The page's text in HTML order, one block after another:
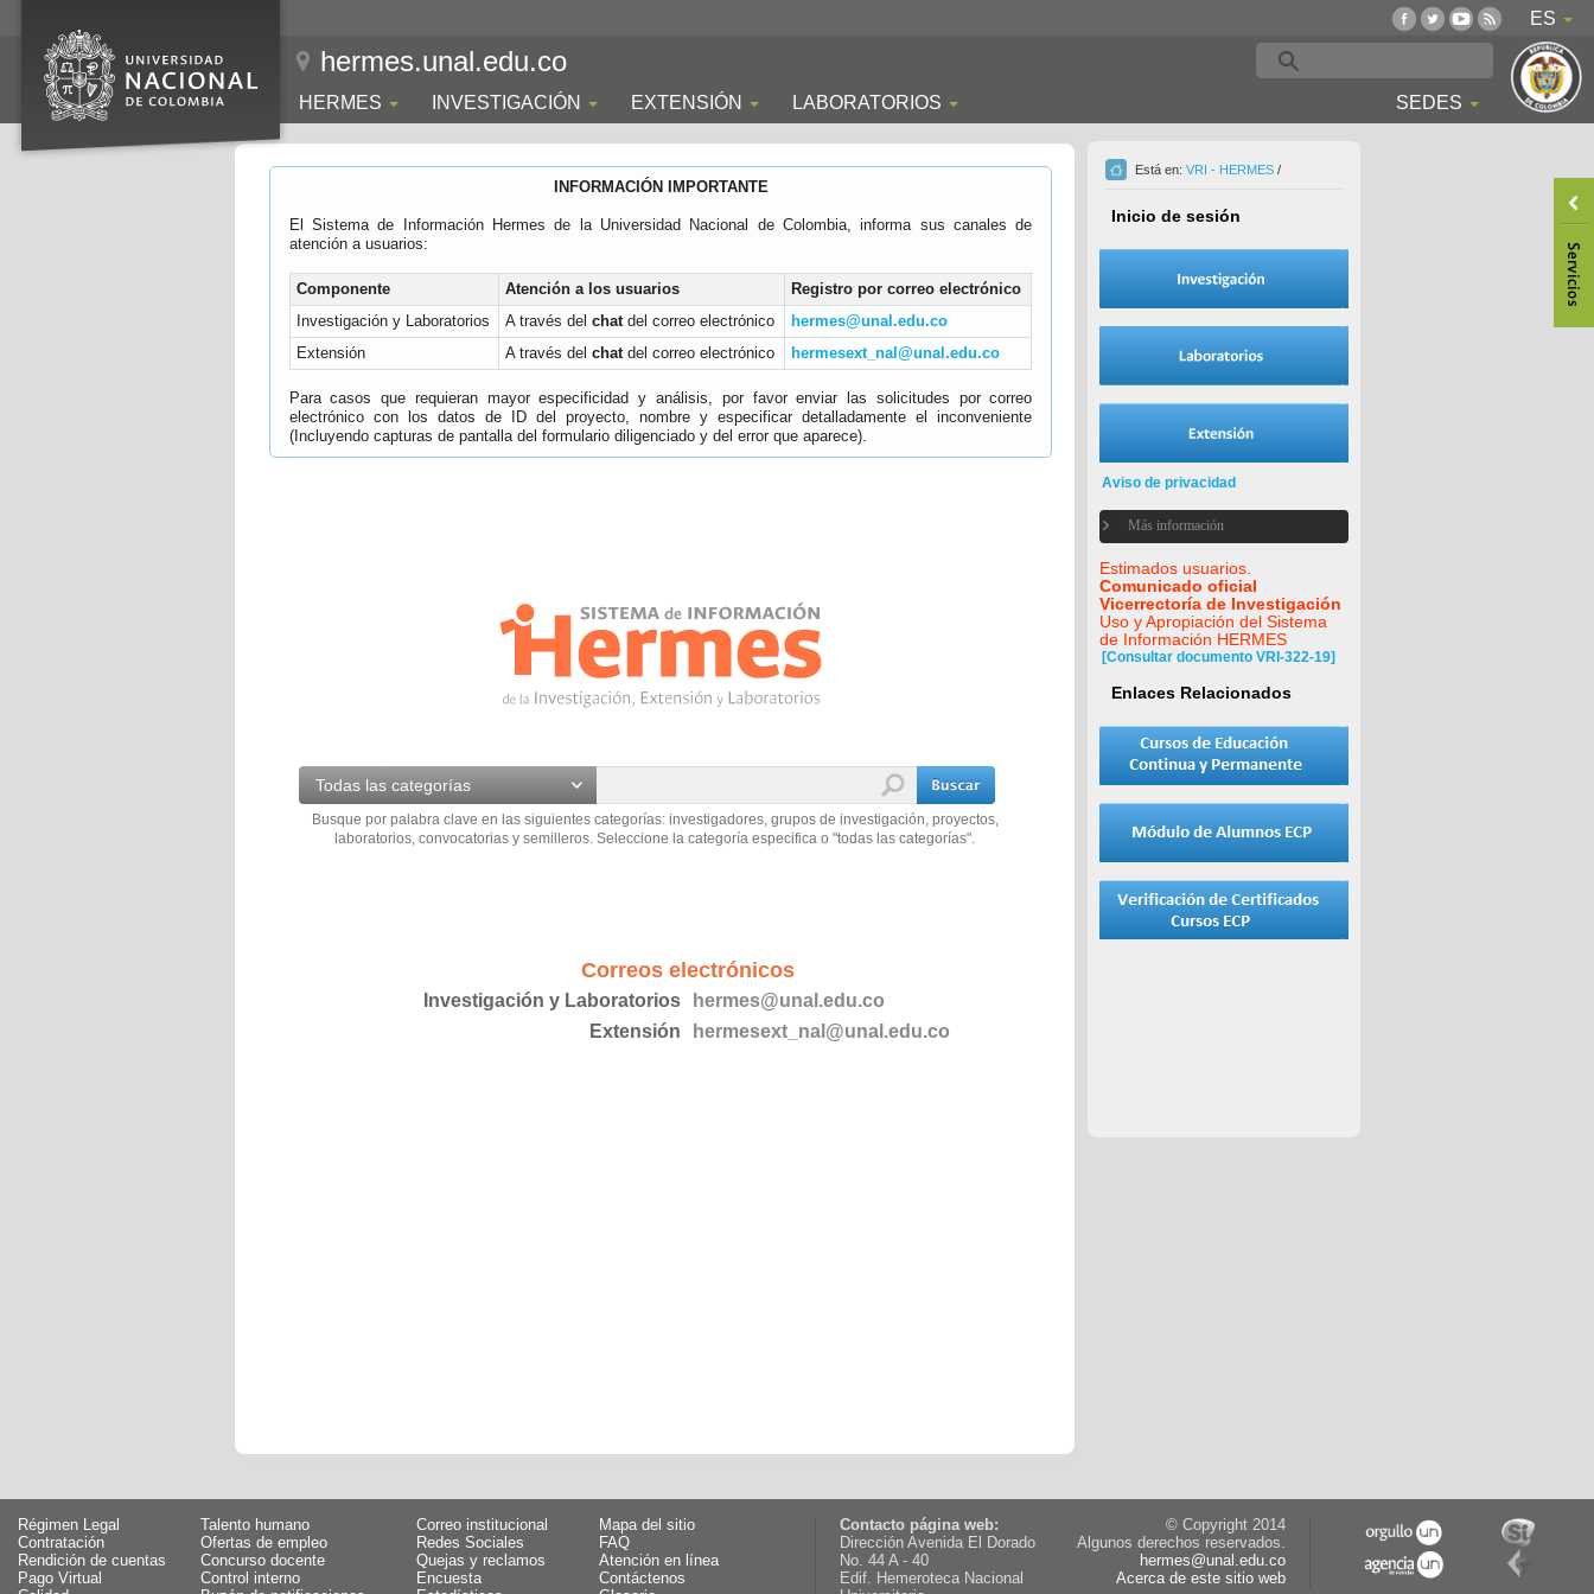
ES
hermes.unal.edu.co
HERMES INVESTIGACIÓN EXTENSIÓN LABORATORIOS SEDES
INFORMACIÓN IMPORTANTE
El Sistema de Información Hermes de la Universidad Nacional de Colombia, informa sus canales de
atención a usuarios:
Componente Atención a los usuarios
Registro por correo electrónico
Investigación y Laboratorios
A través del chatdel correo electrónico
hermes@unal.edu.co
Extensión
A través del chatdel correo electrónico hermesext_nal@unal.edu.co
Para casos que requieran mayor especificidad y análisis, por favor enviar las solicitudes por correo
electrónico con los datos de ID del proyecto, nombre y especificar detalladamente el inconveniente
(Incluyendo capturas de pantalla del formulario diligenciado y del error que aparece).
Todas las categorías
Busque por palabra clave en las siguientes categorías: investigadores, grupos de investigación, proyectos,
laboratorios, convocatorias y semilleros. Seleccione la categoría especifica o "todas las categorías".
Correos electrónicos
Investigación y Laboratorios
hermes@unal.edu.co
Extensión
hermesext_nal@unal.edu.co
Está en: VRI - HERMES /
Inicio de sesión
Aviso de privacidad
Más información
Estimados usuarios.
Comunicado oficial
Vicerrectoría de Investigación
Uso y Apropiación del Sistema
de Información HERMES
[Consultar documento VRI-322-19]
Enlaces Relacionados
Régimen Legal
Talento humano
Contratación
Ofertas de empleo
Rendición de cuentas
Concurso docente
Pago Virtual
Control interno
Correo institucional
Mapa del sitio
Redes Sociales
FAQ
Quejas y reclamos
Atención en línea
Encuesta
Contáctenos
Contacto página web:
Dirección Avenida El Dorado
No. 44 A - 40
Edif. Hemeroteca Nacional
© Copyright 2014
Algunos derechos reservados.
hermes@unal.edu.co
Acerca de este sitio web